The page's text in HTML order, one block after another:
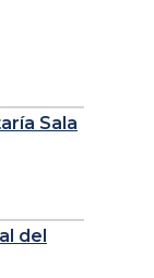
Sala
del